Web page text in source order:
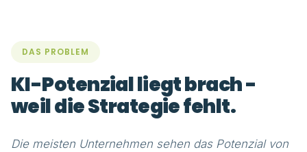
DAS PROBLEM
KI-Potenzial liegt brach -
weil die Strategie fehlt.
Die meisten Unternehmen sehen das Potenzial von